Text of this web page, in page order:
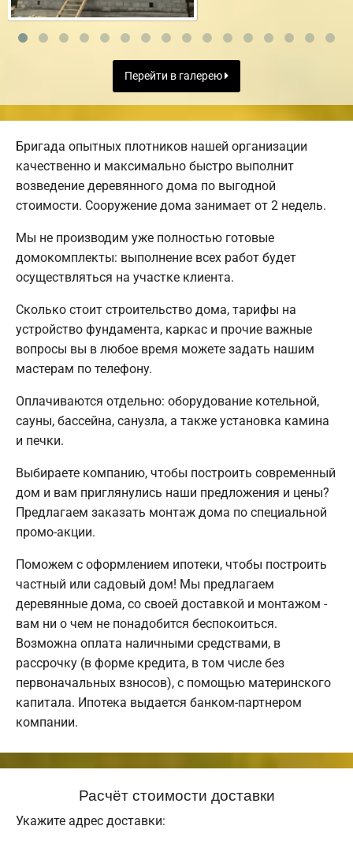
Перейти в галерею
Бригада опытных плотников нашей организации
качественно и максимально быстро выполнит
возведение деревянного дома по выгодной
стоимости. Сооружение дома занимает от 2 недель.
Мы не производим уже полностью готовые
домокомплекты: выполнение всех работ будет
осуществляться на участке клиента.
Сколько стоит строительство дома, тарифы на
устройство фундамента, каркас и прочие важные
вопросы вы в любое время можете задать нашим
мастерам по телефону.
Оплачиваются отдельно: оборудование котельной,
сауны, бассейна, санузла, а также установка камина
и печки.
Выбираете компанию, чтобы построить современный
дом и вам приглянулись наши предложения и цены?
Предлагаем заказать монтаж дома по специальной
промо-акции.
Поможем с оформлением ипотеки, чтобы построить
частный или садовый дом! Мы предлагаем
деревянные дома, со своей доставкой и монтажом -
вам ни о чем не понадобится беспокоиться.
Возможна оплата наличными средствами, в
рассрочку (в форме кредита, в том числе без
первоначальных взносов), с помощью материнского
капитала. Ипотека выдается банком-партнером
компании.
Расчёт стоимости доставки
Укажите адрес доставки: